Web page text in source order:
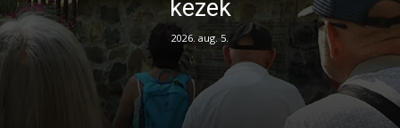
kezek
2026. aug. 5.